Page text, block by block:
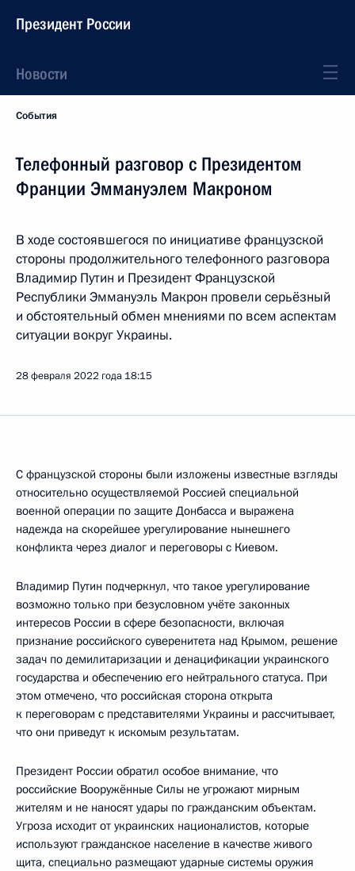
Президент России
Новости
События
Телефонный разговор с Президентом
Франции Эммануэлем Макроном
В ходе состоявшегося по инициативе французской
стороны продолжительного телефонного разговора
Владимир Путин и Президент Французской
Республики Эммануэль Макрон провели серьёзный
и обстоятельный обмен мнениями по всем аспектам
ситуации вокруг Украины.
28 февраля 2022 года 18:15
С французской стороны были изложены известные взгляды
относительно осуществляемой Россией специальной
военной операции по защите Донбасса и выражена
надежда на скорейшее урегулирование нынешнего
конфликта через диалог и переговоры с Киевом.
Владимир Путин подчеркнул, что такое урегулирование
возможно только при безусловном учёте законных
интересов России в сфере безопасности, включая
признание российского суверенитета над Крымом, решение
задач по демилитаризации и денацификации украинского
государства и обеспечению его нейтрального статуса. При
этом отмечено, что российская сторона открыта
к переговорам с представителями Украины и рассчитывает,
что они приведут к искомым результатам.
Президент России обратил особое внимание, что
российские Вооружённые Силы не угрожают мирным
жителям и не наносят удары по гражданским объектам.
Угроза исходит от украинских националистов, которые
используют гражданское население в качестве живого
щита, специально размещают ударные системы оружия